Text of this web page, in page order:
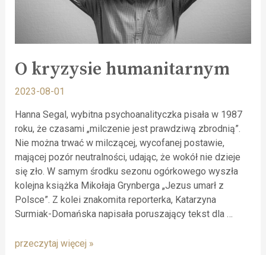
O kryzysie humanitarnym
2023-08-01
Hanna Segal, wybitna psychoanalityczka pisała w 1987
roku, że czasami „milczenie jest prawdziwą zbrodnią”.
Nie można trwać w milczącej, wycofanej postawie,
mającej pozór neutralności, udając, że wokół nie dzieje
się zło. W samym środku sezonu ogórkowego wyszła
kolejna książka Mikołaja Grynberga „Jezus umarł z
Polsce”. Z kolei znakomita reporterka, Katarzyna
Surmiak-Domańska napisała poruszający tekst dla …
przeczytaj więcej »